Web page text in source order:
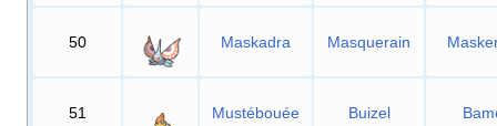
50 Maskadra Masquerain
51 Mustébouée Buizel